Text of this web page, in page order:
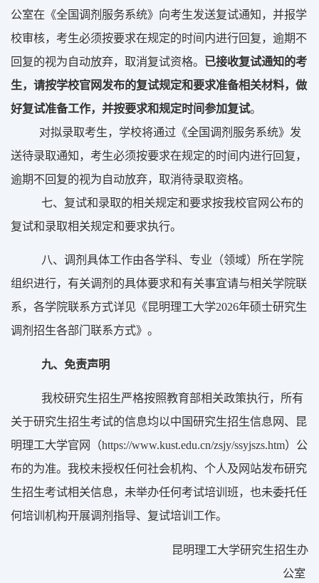
公室在《全国调剂服务系统》向考生发送复试通知， 并报学
校审核， 考生必须按要求在规定的时间内进行回复， 逾期不
回复的视为自动放弃，取消复试资格。
已接收复试通知的考
生，请按学校官网发布的复试规定和要求准备相关材料，做
好复试准备工作，并按要求和规定时间参加复试。
对拟录取考生，学校将通过《全国调剂服务系统》发
送待录取通知，考生必须按要求在规定的时间内进行回复，
逾期不回复的视为自动放弃，取消待录取资格。
七、复试和录取的相关规定和要求按我校官网 公布的
复试和录取相关规定和要求执行。
八、调剂具体工作由各学科、专业（领域）所在学院
组织进行，有关调剂的具体要求和有关事宜请与相关学院联
系，各学院联系方式详见 《昆明理工大学2026年硕士研究生
调剂招生各部门联系方式》。
九、免责声明
我校研究生招生严格按照教育部相关政策执行，所有
关于研究生招生考试的信息均以中国研究生招生信息网、昆
明理工大学官网（https://www.kust.edu.cn/zsjy/ssyjszs.htm） 公
布的为准。 我校未授权任何社会机构、个人及网站发布研究
生招生考试相关信息，未举办任何考试培训班，也未委托任
何培训机构开展调剂指导、复试培训工作。
昆明理工大学研究生招生办
公室